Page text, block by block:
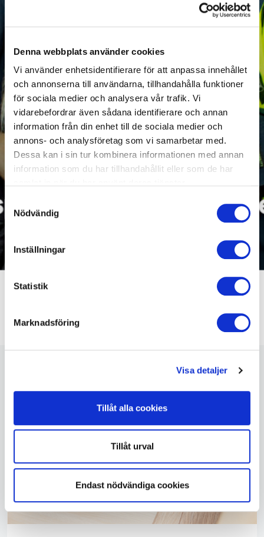
Denna webbplats använder cookies
Vi använder enhetsidentifierare för att anpassa innehållet
och annonserna till användarna, tillhandahålla funktioner
för sociala medier och analysera vår trafik. Vi
vidarebefordrar även sådana identifierare och annan
information från din enhet till de sociala medier och
annons- och analysföretag som vi samarbetar med.
Dessa kan i sin tur kombinera informationen med annan
information som du har tillhandahållit eller som de har
Samtyckesval
Nödvändig
Inställningar
Statistik
Marknadsföring
Visa detaljer
Tillåt alla cookies
Tillåt urval
Endast nödvändiga cookies
Nyheter
Se fler nyheter